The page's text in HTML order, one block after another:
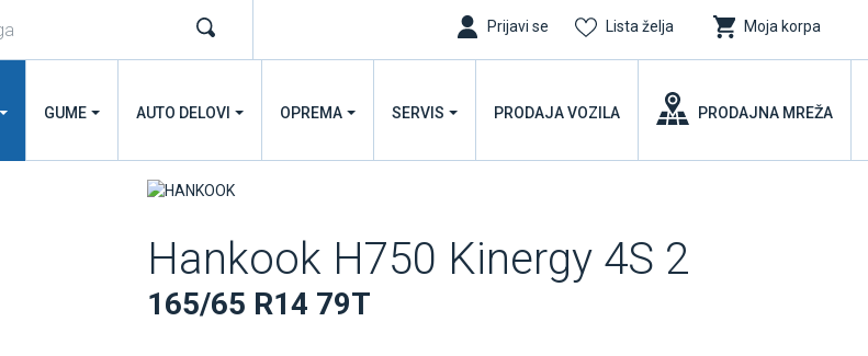
Prijavi se Lista želja Moja korpa
GUME AUTO DELOVI OPREMA SERVIS PRODAJA VOZILA PRODAJNA MREŽA
Hankook H750 Kinergy 4S 2
165/65 R14 79T